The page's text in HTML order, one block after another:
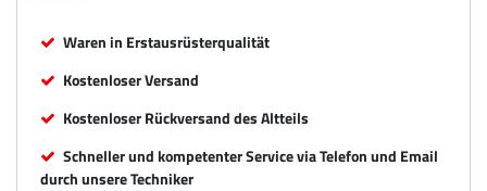
Waren in Erstausrüsterqualität
Kostenloser Versand
Kostenloser Rückversand des Altteils
Schneller und kompetenter Service via Telefon und Email
durch unsere Techniker